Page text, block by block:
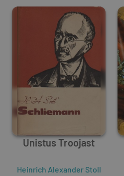
Unistus Troojast
Heinrich Alexander Stoll